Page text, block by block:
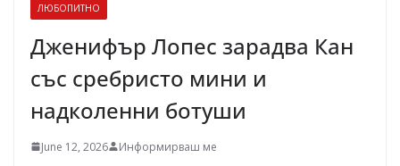
ЛЮБОПИТНО
Дженифър Лопес зарадва Кан
със сребристо мини и
надколенни ботуши
June 12, 2026 Информирваш ме